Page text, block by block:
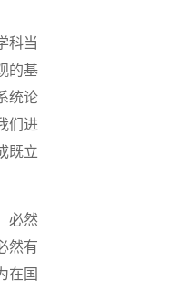
科当
的基
统论
们进
既立
必然
然有
在国